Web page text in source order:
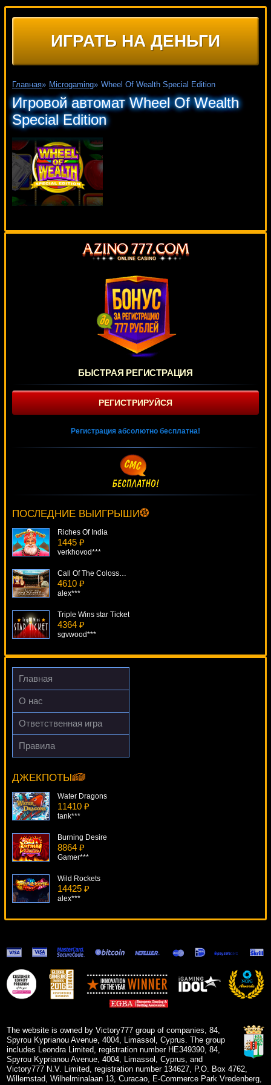
ИГРАТЬ НА ДЕНЬГИ
Главная» Microgaming» Wheel Of Wealth Special Edition
Игровой автомат Wheel Of Wealth
Special Edition
БЫСТРАЯ РЕГИСТРАЦИЯ
РЕГИСТРИРУЙСЯ
Регистрация абсолютно бесплатна!
ПОСЛЕДНИЕ ВЫИГРЫШИ
DenisVS***
Riches Of India
1445 ₽
verkhovod***
Call Of The Colosseum
4610 ₽
alex***
Triple Wins star Ticket
4364 ₽
sgvwood***
The Great Ming Empire
2102 ₽
ivan-lev***
Главная
О нас
Ответственная игра
Правила
ДЖЕКПОТЫ
Iron Man 2
superman***
Water Dragons
11410 ₽
tank***
Burning Desire
8864 ₽
Gamer***
Wild Rockets
14425 ₽
alex***
Shoot!
5657 ₽
verkhovod***
The Love Boat
The website is owned by Victory777 group of companies, 84,
Spyrou Kyprianou Avenue, 4004, Limassol, Cyprus. The group
includes Leondra Limited, registration number HE349390, 84,
Spyrou Kyprianou Avenue, 4004, Limassol, Cyprus, and
Victory777 N.V. Limited, registration number 134627, P.O. Box 4762,
Willemstad, Wilhelminalaan 13, Curacao, E-Commerce Park Vredenberg,